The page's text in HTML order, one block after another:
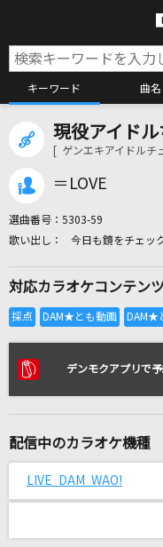
キーワード 曲名
リアルタイ
DISNEY
残酷な天使のテーゼ
現役アイドル
[ ゲンエキアイドルチ
＝LOVE
選曲番号： 5303-59
今日も鏡をチェッ
対応カラオケコンテンツ
デンモクアプリで
配信中のカラオケ機種
LIVE DAM WAO!